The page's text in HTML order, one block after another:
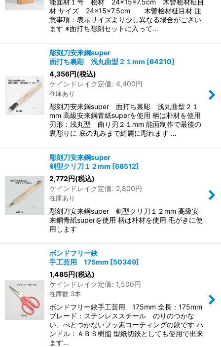
能面材１号 桧材 24×15×7.5cm 木曾桧材柾目
材 サイズ 24×15×7.5cm 木曽桧材柾目材 注
意事項：表示サイズより少し異なる場合がござい
ます ※面打ち彫刻セットに入って…
彫刻刀安来鋼super
面打ち裏彫 浅丸曲型２１mm [64210]
4,356円(税込)
ケインドレイク定価: 4,400円
在庫あり
彫刻刀安来鋼super 面打ち裏彫 浅丸曲型２１
mm 高級安来鋼青紙superを使用 柄は朴材を使用
刃形：浅丸型 曲り刃２１mm 能面制作で最後の
裏彫りに 底の丸みまで綺麗に彫れます …
彫刻刀安来鋼super
剣型クリ刀１２mm [68512]
2,772円(税込)
ケインドレイク定価: 2,800円
在庫あり
彫刻刀安来鋼super 剣型クリ刀１２mm 高級安
来鋼青紙superを使用 柄は朴材を使用 毛がきに使
用します
ボンドフリー鋏
手工芸用 175mm [50349]
1,485円(税込)
ケインドレイク定価: 1,500円
在庫数 3本
ボンドフリー鋏手工芸用 175mm 全長：175mm
ブレード：ステンレススチール のりのつかな
い、べとつかないフッ素コーティングの鋏です ハ
ンドル：ＡＢＳ樹脂 型紙切鋏としても使用で出来
ます…